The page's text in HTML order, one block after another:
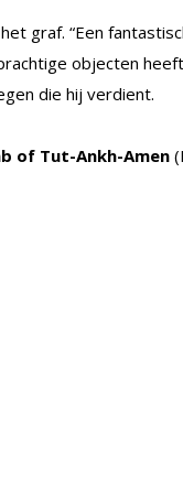
graf. “Een
objecten
die hij verdient.
of Tut-Ankh-Amen